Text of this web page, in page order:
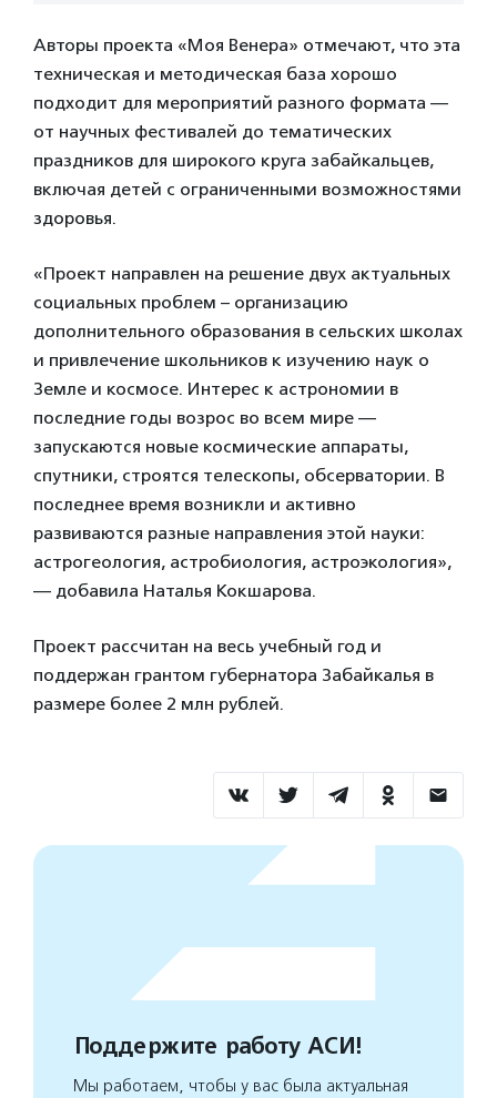
Авторы проекта «Моя Венера» отмечают, что эта
техническая и методическая база хорошо
подходит для мероприятий разного формата —
от научных фестивалей до тематических
праздников для широкого круга забайкальцев,
включая детей с ограниченными возможностями
здоровья.
«Проект направлен на решение двух актуальных
социальных проблем – организацию
дополнительного образования в сельских школах
и привлечение школьников к изучению наук о
Земле и космосе. Интерес к астрономии в
последние годы возрос во всем мире —
запускаются новые космические аппараты,
спутники, строятся телескопы, обсерватории. В
последнее время возникли и активно
развиваются разные направления этой науки:
астрогеология, астробиология, астроэкология»,
— добавила Наталья Кокшарова.
Проект рассчитан на весь учебный год и
поддержан грантом губернатора Забайкалья в
размере более 2 млн рублей.
Поддержите работу АСИ!
Мы работаем, чтобы у вас была актуальная